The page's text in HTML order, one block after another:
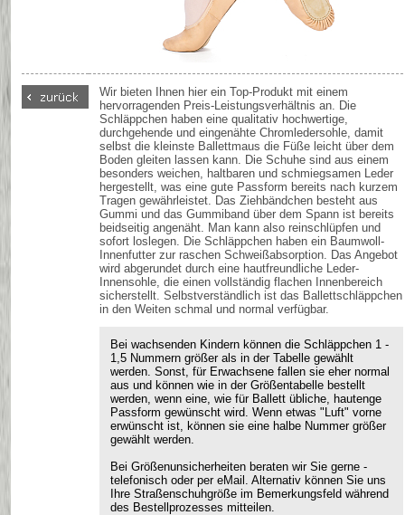
Wir bieten Ihnen hier ein Top-Produkt mit einem
hervorragenden Preis-Leistungsverhältnis an. Die
Schläppchen haben eine qualitativ hochwertige,
durchgehende und eingenähte Chromledersohle, damit
selbst die kleinste Ballettmaus die Füße leicht über dem
Boden gleiten lassen kann. Die Schuhe sind aus einem
besonders weichen, haltbaren und schmiegsamen Leder
hergestellt, was eine gute Passform bereits nach kurzem
Tragen gewährleistet. Das Ziehbändchen besteht aus
Gummi und das Gummiband über dem Spann ist bereits
beidseitig angenäht. Man kann also reinschlüpfen und
sofort loslegen. Die Schläppchen haben ein Baumwoll-
Innenfutter zur raschen Schweißabsorption. Das Angebot
wird abgerundet durch eine hautfreundliche Leder-
Innensohle, die einen vollständig flachen Innenbereich
sicherstellt. Selbstverständlich ist das Ballettschläppchen
in den Weiten schmal und normal verfügbar.
Bei wachsenden Kindern können die Schläppchen 1 -
1,5 Nummern größer als in der Tabelle gewählt
werden. Sonst, für Erwachsene fallen sie eher normal
aus und können wie in der Größentabelle bestellt
werden, wenn eine, wie für Ballett übliche, hautenge
Passform gewünscht wird. Wenn etwas "Luft" vorne
erwünscht ist, können sie eine halbe Nummer größer
gewählt werden.
Bei Größenunsicherheiten beraten wir Sie gerne -
telefonisch oder per eMail. Alternativ können Sie uns
Ihre Straßenschuhgröße im Bemerkungsfeld während
des Bestellprozesses mitteilen.